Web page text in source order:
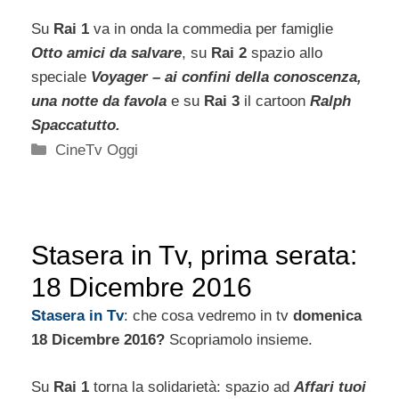
Su Rai 1 va in onda la commedia per famiglie
Otto amici da salvare, su Rai 2 spazio allo
speciale Voyager – ai confini della conoscenza,
una notte da favola e su Rai 3 il cartoon Ralph
Spaccatutto.
Categorie
CineTv Oggi
Stasera in Tv, prima serata:
18 Dicembre 2016
Staserain Tv: che cosa vedremo in tv domenica
18 Dicembre 2016? Scopriamolo insieme.
Su Rai 1 torna la solidarietà: spazio ad Affari tuoi